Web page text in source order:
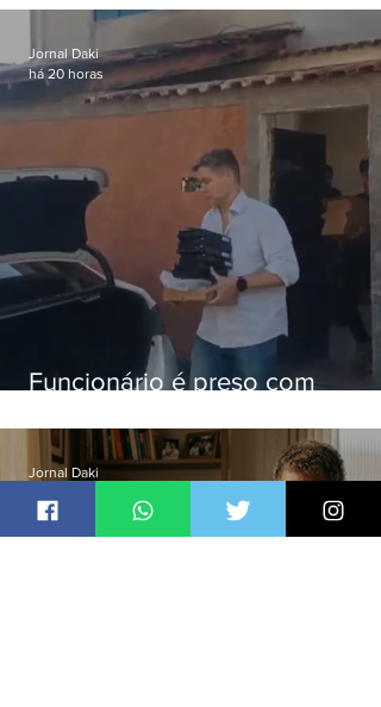
nacional
Funcionário é preso com
Hospital do Andaraí
Jornal Daki
há 20 horas
Jornal Daki